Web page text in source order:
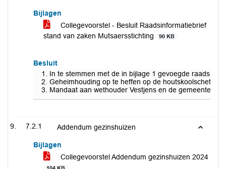
Bijlagen
Collegevoorstel - Besluit Raadsinformatiebrief
stand van zaken Mutsaersstichting
90 KB
Besluit
In te stemmen met de in bijlage 1 gevoegde
Geheimhouding op te heffen op de houtskoolschets
Mandaat aan wethouder Vestjens en de
7.2.1 Addendum gezinshuizen
Bijlagen
Collegevoorstel Addendum gezinshuizen 2024